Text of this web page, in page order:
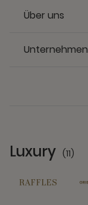
Über uns
Unternehmen
Luxury (11)